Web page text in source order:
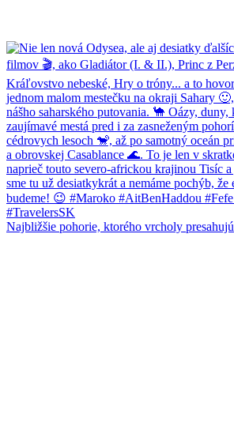
Najbližšie pohorie, ktorého vrcholy presahujú